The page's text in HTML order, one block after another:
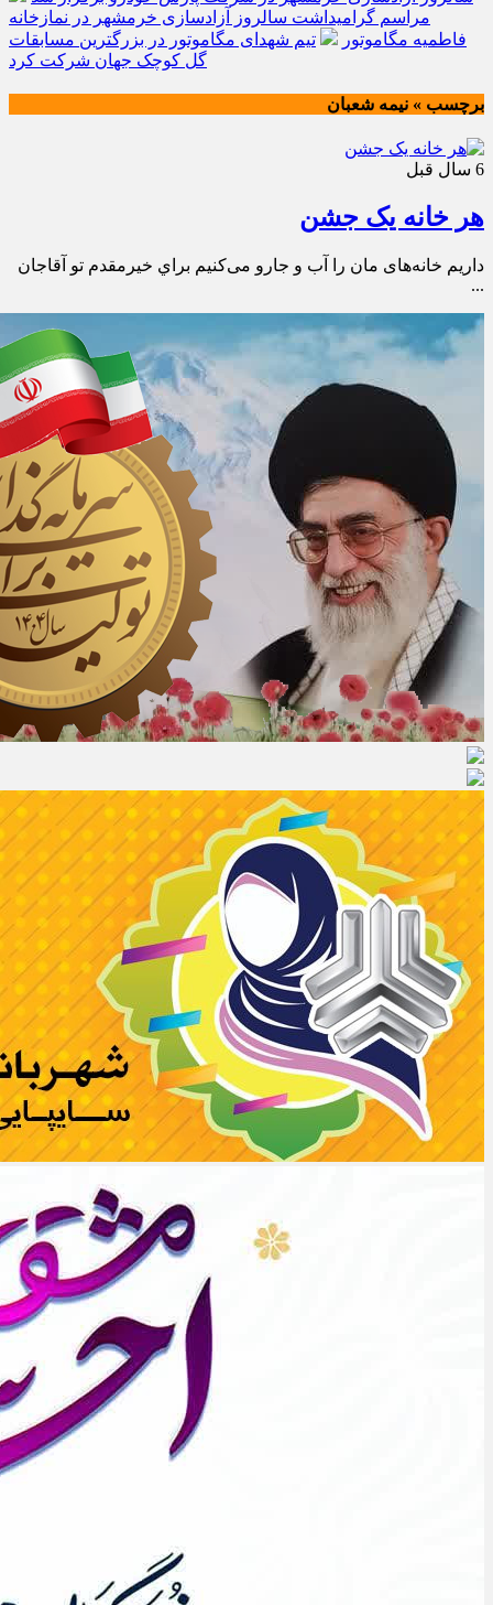
مراسم گرامیداشت سالروز آزادسازی خرمشهر در نمازخانه
فاطمیه مگاموتور
تیم شهدای مگاموتور در بزرگترین مسابقات
گل کوچک جهان شرکت کرد
برچسب » نيمه شعبان
6 سال قبل
هر خانه یک جشن
داریم خانه‌های‌ مان را آب و جارو می‌کنیم براي خيرمقدم تو آقاجان
...